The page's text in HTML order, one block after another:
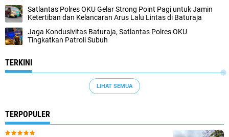
Satlantas Polres OKU Gelar Strong Point Pagi untuk Jamin
Ketertiban dan Kelancaran Arus Lalu Lintas di Baturaja
Jaga Kondusivitas Baturaja, Satlantas Polres OKU
Tingkatkan Patroli Subuh
TERKINI
LIHAT SEMUA
TERPOPULER